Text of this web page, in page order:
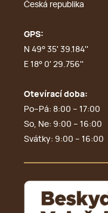
Česká republika
GPS:
N 49° 35' 39.184''
E 18° 0' 29.756''
Otevírací doba:
Po–Pá: 8:00 – 17:00
So, Ne: 9:00 – 16:00
Svátky: 9:00 – 16:00